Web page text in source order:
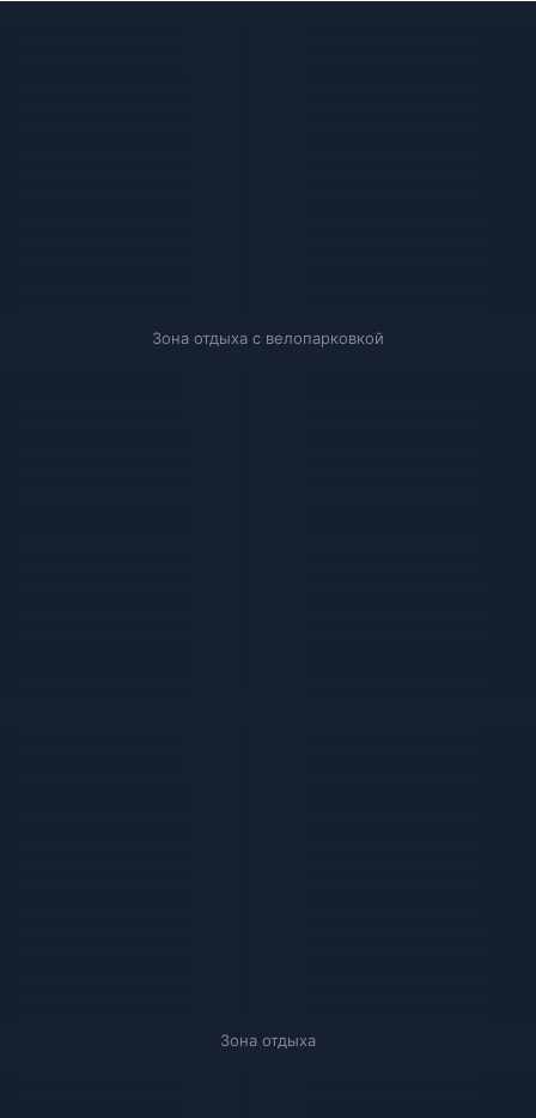
Зона отдыха с велопарковкой
Зона отдыха